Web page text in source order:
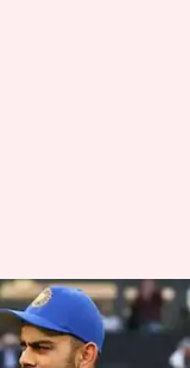
: పాక్ మాజీ